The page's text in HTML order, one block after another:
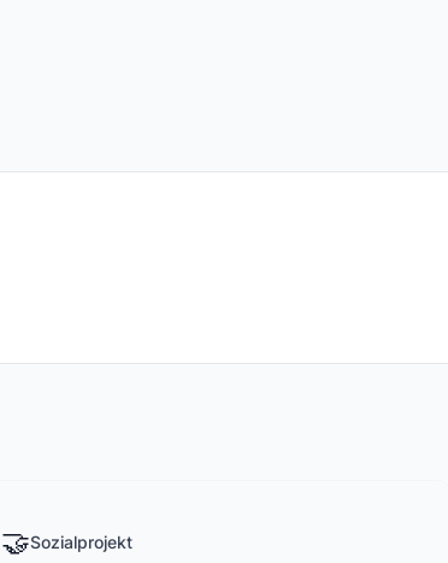
🤝Sozialprojekt